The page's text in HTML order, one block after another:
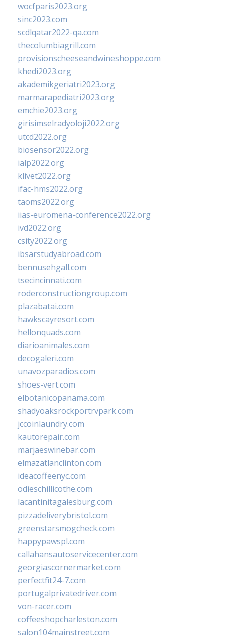
wocfparis2023.org
sinc2023.com
scdlqatar2022-qa.com
thecolumbiagrill.com
provisionscheeseandwineshoppe.com
khedi2023.org
akademikgeriatri2023.org
marmarapediatri2023.org
emchie2023.org
girisimselradyoloji2022.org
utcd2022.org
biosensor2022.org
ialp2022.org
klivet2022.org
ifac-hms2022.org
taoms2022.org
iias-euromena-conference2022.org
ivd2022.org
csity2022.org
ibsarstudyabroad.com
bennusehgall.com
tsecincinnati.com
roderconstructiongroup.com
plazabatai.com
hawkscayresort.com
hellonquads.com
diarioanimales.com
decogaleri.com
unavozparadios.com
shoes-vert.com
elbotanicopanama.com
shadyoaksrockportrvpark.com
jccoinlaundry.com
kautorepair.com
marjaeswinebar.com
elmazatlanclinton.com
ideacoffeenyc.com
odieschillicothe.com
lacantinitagalesburg.com
pizzadeliverybristol.com
greenstarsmogcheck.com
happypawspl.com
callahansautoservicecenter.com
georgiascornermarket.com
perfectfit24-7.com
portugalprivatedriver.com
von-racer.com
coffeeshopcharleston.com
salon104mainstreet.com